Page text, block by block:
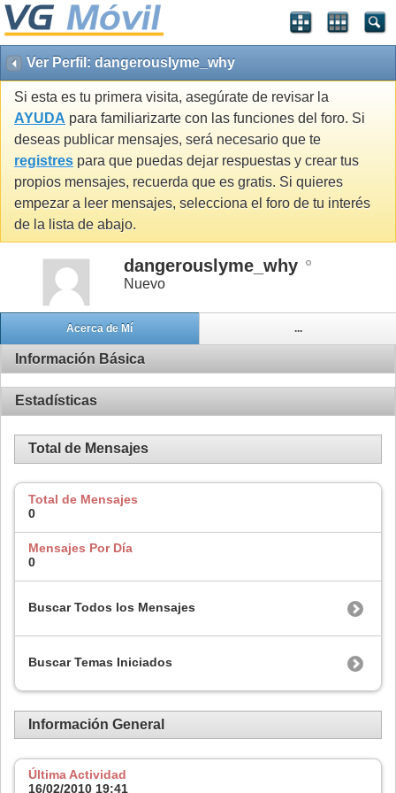
Ver Perfil: dangerouslyme_why
Si esta es tu primera visita, asegúrate de revisar la
AYUDA para familiarizarte con las funciones del foro. Si
deseas publicar mensajes, será necesario que te
registres para que puedas dejar respuestas y crear tus
propios mensajes, recuerda que es gratis. Si quieres
empezar a leer mensajes, selecciona el foro de tu interés
de la lista de abajo.
dangerouslyme_why
Nuevo
Acerca de Mí ...
Información Básica
Estadísticas
Total de Mensajes
Total de Mensajes
0
Mensajes Por Día
0
Buscar Todos los Mensajes
Buscar Temas Iniciados
Información General
Última Actividad
16/02/2010 19:41